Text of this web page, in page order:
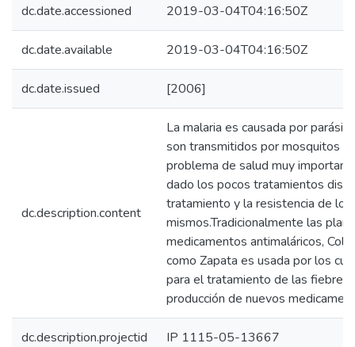
dc.date.accessioned 2019-03-04T04:16:50Z
dc.date.available 2019-03-04T04:16:50Z
dc.date.issued [2006]
dc.description.content
La malaria es causada por
son transmitidos por mosquitos
problema de salud muy
dado los pocos tratamientos
tratamiento y la resistencia de
mismos.Tradicionalmente las
medicamentos antimaláricos,
como Zapata es usada por los
para el tratamiento de las fiebres
producción de nuevos
dc.description.projectid IP 1115-05-13667